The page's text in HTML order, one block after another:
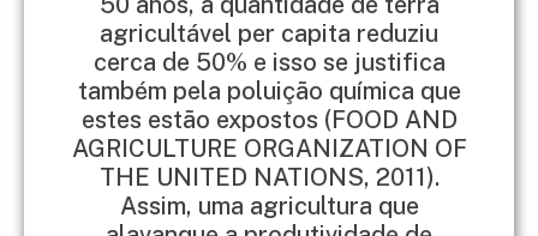
agricultável per capita reduziu
cerca de 50% e isso se justifica
também pela poluição química que
estes estão expostos (FOOD AND
AGRICULTURE ORGANIZATION OF
THE UNITED NATIONS, 2011).
Assim, uma agricultura que